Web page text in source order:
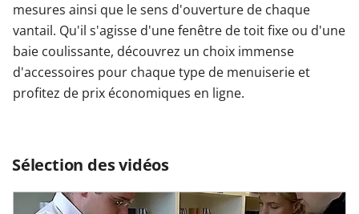
mesures ainsi que le sens d'ouverture de chaque
vantail. Qu'il s'agisse d'une fenêtre de toit fixe ou d'une
baie coulissante, découvrez un choix immense
d'accessoires pour chaque type de menuiserie et
profitez de prix économiques en ligne.
Sélection des vidéos